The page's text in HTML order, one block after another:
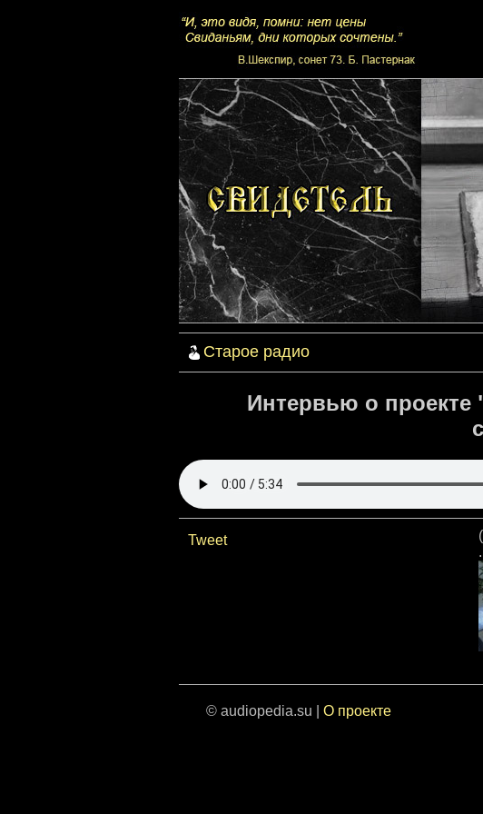
Старое радио
Интервью о проекте
Tweet
.
© audiopedia.su | О проекте